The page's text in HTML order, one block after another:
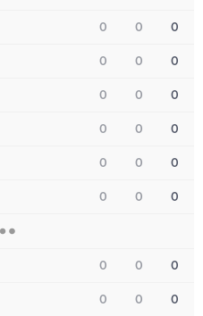
0 0 0
0 0 0
0 0 0
0 0 0
0 0 0
0 0 0
0 0 0
0 0 0